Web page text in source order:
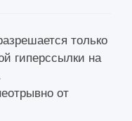
только
гиперссылки на
от